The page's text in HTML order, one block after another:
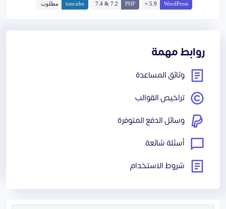
WordPress
5.9.+
PHP
7.2 & 7.4
ioncube مطلوب
روابط مهمة
وثائق المساعدة
تراخيص القوالب
وسائل الدفع المتوفرة
أسئلة شائعة
شروط الاستخدام